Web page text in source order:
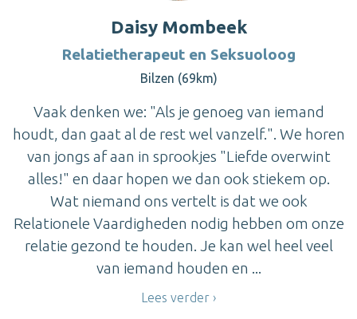
Daisy Mombeek
Relatietherapeut en Seksuoloog
Bilzen (69km)
Vaak denken we: "Als je genoeg van iemand
houdt, dan gaat al de rest wel vanzelf.". We horen
van jongs af aan in sprookjes "Liefde overwint
alles!" en daar hopen we dan ook stiekem op.
Wat niemand ons vertelt is dat we ook
Relationele Vaardigheden nodig hebben om onze
relatie gezond te houden. Je kan wel heel veel
van iemand houden en ...
Lees verder